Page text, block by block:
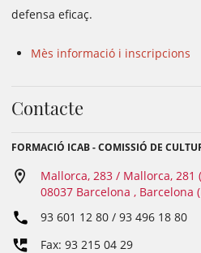
defensa eficaç.
Mès informació i inscripcions
Contacte
FORMACIÓ ICAB - COMISSIÓ DE
Mallorca, 283 / Mallorca, 281
08037 Barcelona , Barcelona
93 601 12 80 / 93 496 18 80
Fax: 93 215 04 29